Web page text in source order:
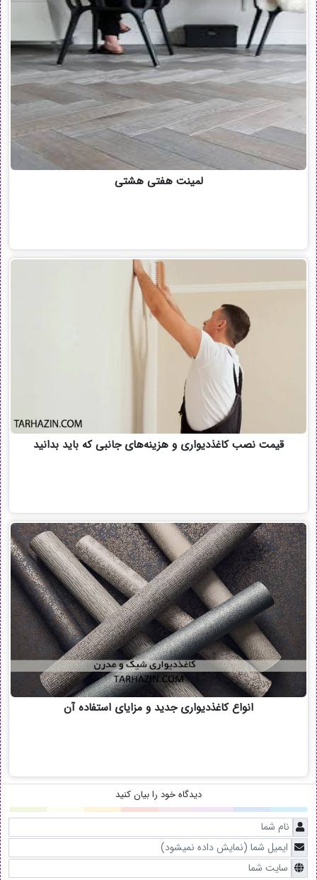
لمینت هفتی هشتی
قیمت نصب کاغذدیواری و هزینه‌های جانبی که باید بدانید
انواع کاغذدیواری جدید و مزایای استفاده آن
دیدگاه خود را بیان کنید